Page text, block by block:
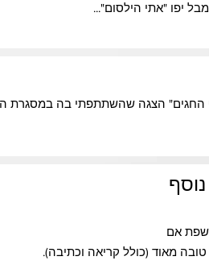
יפו "אתי הילסום"...
החגים" הצגה שהשתתפתי בה במסגרת
נוסף
שפת אם
טובה מאוד (כולל קריאה וכתיבה).